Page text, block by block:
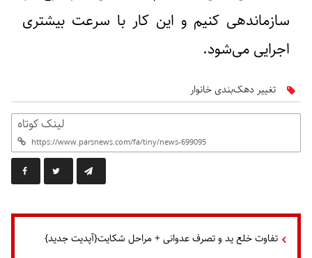
سازماندهی کنیم و این کار با سرعت بیشتری
اجرایی می‌شود.
تغییر دهک‌بندی خانوار
لینک کوتاه
تفاوت خلع ید و تصرف عدوانی + مراحل شکایت{آپدیت جدید}